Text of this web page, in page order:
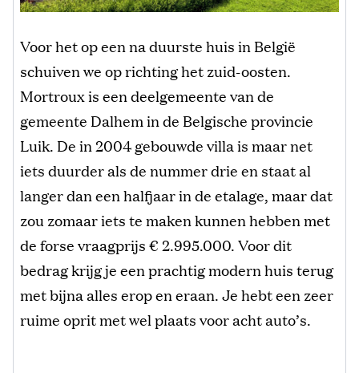
Voor het op een na duurste huis in België
schuiven we op richting het zuid-oosten.
Mortroux is een deelgemeente van de
gemeente Dalhem in de Belgische provincie
Luik. De in 2004 gebouwde villa is maar net
iets duurder als de nummer drie en staat al
langer dan een halfjaar in de etalage, maar dat
zou zomaar iets te maken kunnen hebben met
de forse vraagprijs € 2.995.000. Voor dit
bedrag krijg je een prachtig modern huis terug
met bijna alles erop en eraan. Je hebt een zeer
ruime oprit met wel plaats voor acht auto’s.